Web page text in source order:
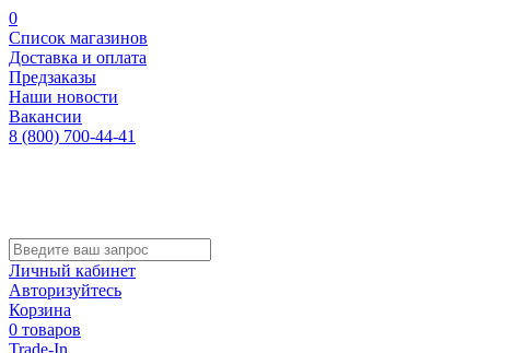
0
Список магазинов
Доставка и оплата
Предзаказы
Наши новости
Вакансии
8 (800) 700-44-41
Личный кабинет
Авторизуйтесь
Корзина
0 товаров
Trade-In